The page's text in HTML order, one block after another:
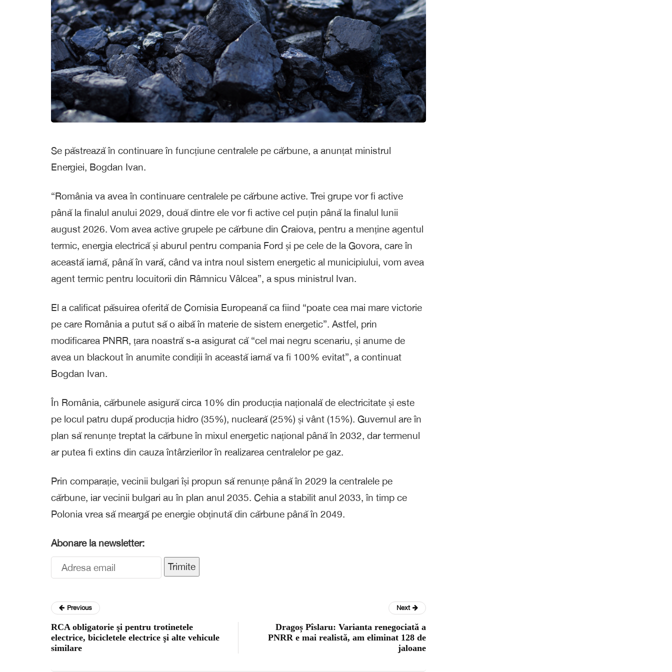
Se păstrează în continuare în funcțiune centralele pe cărbune, a anunțat ministrul
Energiei, Bogdan Ivan.
“România va avea în continuare centralele pe cărbune active. Trei grupe vor fi active
până la finalul anului 2029, două dintre ele vor fi active cel puțin până la finalul lunii
august 2026. Vom avea active grupele pe cărbune din Craiova, pentru a menține agentul
termic, energia electrică și aburul pentru compania Ford și pe cele de la Govora, care în
această iarnă, până în vară, când va intra noul sistem energetic al municipiului, vom avea
agent termic pentru locuitorii din Râmnicu Vâlcea”, a spus ministrul Ivan.
El a calificat păsuirea oferită de Comisia Europeană ca fiind “poate cea mai mare victorie
pe care România a putut să o aibă în materie de sistem energetic”. Astfel, prin
modificarea PNRR, țara noastră s-a asigurat că “cel mai negru scenariu, și anume de
avea un blackout în anumite condiții în această iarnă va fi 100% evitat”, a continuat
Bogdan Ivan.
În România, cărbunele asigură circa 10% din producția națională de electricitate și este
pe locul patru după producția hidro (35%), nucleară (25%) și vânt (15%). Guvernul are în
plan să renunțe treptat la cărbune în mixul energetic național până în 2032, dar termenul
ar putea fi extins din cauza întârzierilor în realizarea centralelor pe gaz.
Prin comparație, vecinii bulgari își propun să renunțe până în 2029 la centralele pe
cărbune, iar vecinii bulgari au în plan anul 2035. Cehia a stabilit anul 2033, în timp ce
Polonia vrea să meargă pe energie obținută din cărbune până în 2049.
Abonare la newsletter:
Trimite
Previous
RCA obligatorie şi pentru trotinetele
electrice, bicicletele electrice şi alte vehicule
similare
Next
Dragoș Pîslaru: Varianta renegociată a
PNRR e mai realistă, am eliminat 128 de
jaloane